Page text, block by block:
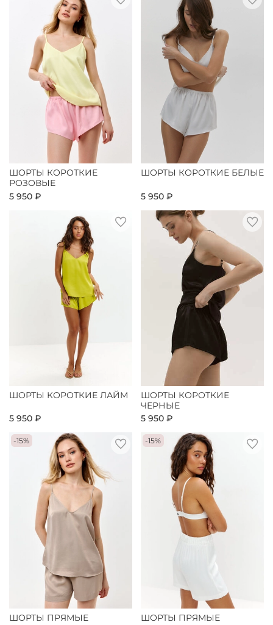
ШОРТЫ КОРОТКИЕ
РОЗОВЫЕ
5 950 ₽
ШОРТЫ КОРОТКИЕ БЕЛЫЕ
5 950 ₽
ШОРТЫ КОРОТКИЕ ЛАЙМ
5 950 ₽
ШОРТЫ КОРОТКИЕ
ЧЕРНЫЕ
5 950 ₽
-15%
ШОРТЫ ПРЯМЫЕ
-15%
ШОРТЫ ПРЯМЫЕ